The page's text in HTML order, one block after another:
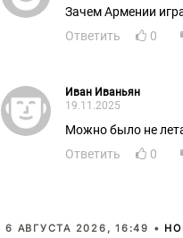
Зачем Армении
Ответить
0
Иван Иваньян
19.11.2025
Можно было не
Ответить
0
6 АВГУСТА 2026, 16:49 •